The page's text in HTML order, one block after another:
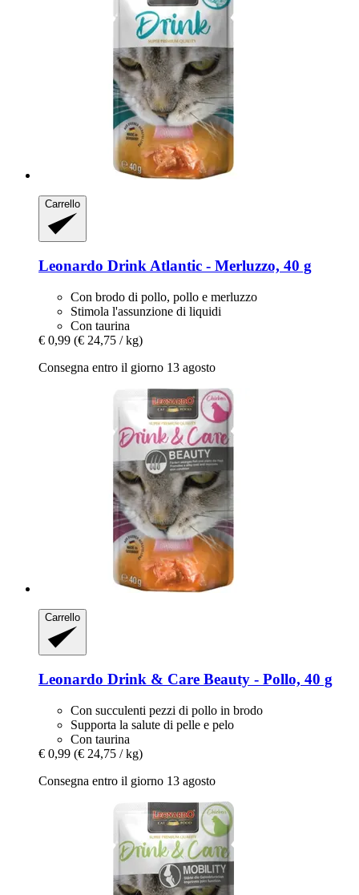
Carrello
Leonardo Drink Atlantic -​ Merluzzo, 40 g
Con brodo di pollo, pollo e merluzzo
Stimola l'assunzione di liquidi
Con taurina
€ 0,99 (€ 24,75 / kg)
Consegna entro il giorno 13 agosto
Carrello
Leonardo Drink & Care Beauty -​ Pollo, 40 g
Con succulenti pezzi di pollo in brodo
Supporta la salute di pelle e pelo
Con taurina
€ 0,99 (€ 24,75 / kg)
Consegna entro il giorno 13 agosto